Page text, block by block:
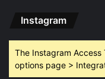
Instagram
The Instagram Access
options page >